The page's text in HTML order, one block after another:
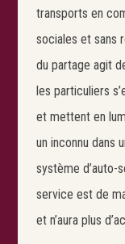
transports en
sociales et sans
du partage agit
les particuliers
et mettent en
un inconnu dans
système d’auto-
service est de
et n’aura plus